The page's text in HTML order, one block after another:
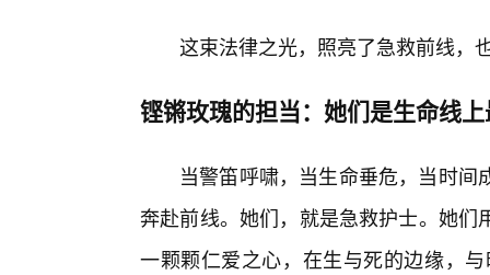
这束法律之光，照亮了急救前线，
铿锵玫瑰的担当：她们是生命线
当警笛呼啸，当生命垂危，当时
奔赴前线。她们，就是急救护士。她
一颗颗仁爱之心，在生与死的边缘，